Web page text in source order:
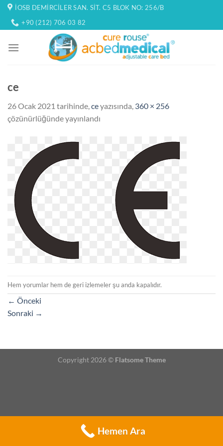
İçeriğe
atla
İOSB DEMIRCILER SAN. SIT. C5 BLOK NO: 256/B
+90 (212) 706 03 82
ce
26 Ocak 2021 tarihinde,ceyazısında, 360 × 256
çözünürlüğünde yayınlandı
Hem yorumlar hem de geri izlemeler şu anda kapalıdır.
← Önceki
Sonraki →
Copyright 2026 © Flatsome Theme
Hemen Ara